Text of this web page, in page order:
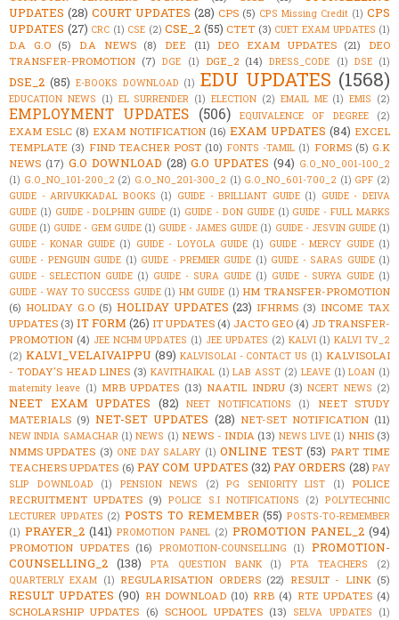
UPDATES (28) COURT UPDATES (28) CPS (5) CPS Missing Credit (1) CPS
UPDATES (27) CRC (1) CSE (2) CSE_2 (55) CTET (3) CUET EXAM UPDATES (1)
D.A G.O (5) D.A NEWS (8) DEE (11) DEO EXAM UPDATES (21)
DEO
TRANSFER-PROMOTION (7) DGE (1) DGE_2 (14) DRESS_CODE (1) DSE (1)
DSE_2 (85) E-BOOKS DOWNLOAD (1) EDU UPDATES (1568)
EDUCATION NEWS (1) EL SURRENDER (1) ELECTION (2) EMAIL ME (1) EMIS (2)
EMPLOYMENT UPDATES (506) EQUIVALENCE OF DEGREE (2)
EXAM ESLC (8) EXAM NOTIFICATION (16) EXAM UPDATES (84) EXCEL
TEMPLATE (3) FIND TEACHER POST (10) FONTS -TAMIL (1) FORMS (5) G.K
NEWS (17) G.O DOWNLOAD (28) G.O UPDATES (94) G.O_NO_001-100_2
(1) G.O_NO_101-200_2 (2) G.O_NO_201-300_2 (1) G.O_NO_601-700_2 (1) GPF (2)
GUIDE - ARIVUKKADAL BOOKS (1) GUIDE - BRILLIANT GUIDE (1) GUIDE - DEIVA
GUIDE (1) GUIDE - DOLPHIN GUIDE (1) GUIDE - DON GUIDE (1) GUIDE - FULL MARKS
GUIDE (1) GUIDE - GEM GUIDE (1) GUIDE - JAMES GUIDE (1) GUIDE - JESVIN GUIDE (1)
GUIDE - KONAR GUIDE (1) GUIDE - LOYOLA GUIDE (1) GUIDE - MERCY GUIDE (1)
GUIDE - PENGUIN GUIDE (1) GUIDE - PREMIER GUIDE (1) GUIDE - SARAS GUIDE (1)
GUIDE - SELECTION GUIDE (1) GUIDE - SURA GUIDE (1) GUIDE - SURYA GUIDE (1)
GUIDE - WAY TO SUCCESS GUIDE (1) HM GUIDE (1) HM TRANSFER-PROMOTION
(6) HOLIDAY G.O (5) HOLIDAY UPDATES (23) IFHRMS (3) INCOME TAX
UPDATES (3) IT FORM (26) IT UPDATES (4) JACTO GEO (4) JD TRANSFER-
PROMOTION (4) JEE NCHM UPDATES (1) JEE UPDATES (2) KALVI (1) KALVI TV_2
(2) KALVI_VELAIVAIPPU (89) KALVISOLAI - CONTACT US (1) KALVISOLAI
- TODAY'S HEAD LINES (3) KAVITHAIKAL (1) LAB ASST (2) LEAVE (1) LOAN (1)
maternity leave (1) MRB UPDATES (13) NAATIL INDRU (3) NCERT NEWS (2)
NEET EXAM UPDATES (82) NEET NOTIFICATIONS (1)
NEET STUDY
MATERIALS (9) NET-SET UPDATES (28) NET-SET NOTIFICATION (11)
NEW INDIA SAMACHAR (1) NEWS (1) NEWS - INDIA (13) NEWS LIVE (1) NHIS (3)
NMMS UPDATES (3) ONE DAY SALARY (1) ONLINE TEST (53) PART TIME
TEACHERS UPDATES (6) PAY COM UPDATES (32) PAY ORDERS (28) PAY
SLIP DOWNLOAD
(1) PENSION NEWS (2) PG SENIORITY LIST (1)
POLICE
RECRUITMENT UPDATES (9) POLICE S.I NOTIFICATIONS (2) POLYTECHNIC
LECTURER UPDATES (2) POSTS TO REMEMBER (55) POSTS-TO-REMEMBER
(1) PRAYER_2 (141) PROMOTION PANEL (2) PROMOTION PANEL_2 (94)
PROMOTION UPDATES (16) PROMOTION-COUNSELLING (1)
PROMOTION-
COUNSELLING_2 (138) PTA QUESTION BANK (1) PTA TEACHERS
(2)
QUARTERLY EXAM (1) REGULARISATION ORDERS (22) RESULT - LINK (5)
RESULT UPDATES (90) RH DOWNLOAD (10) RRB (4) RTE UPDATES (4)
SCHOLARSHIP UPDATES (6) SCHOOL UPDATES (13) SELVA UPDATES
(1)